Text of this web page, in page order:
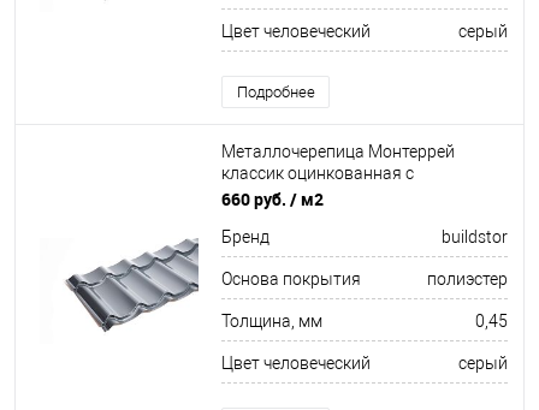
Цвет человеческий серый
Подробнее
Металлочерепица Монтеррей
классик оцинкованная с
полимерным покрытием
660 руб. / м2
Бренд buildstor
Основа покрытия полиэстер
Толщина, мм 0,45
Цвет человеческий серый